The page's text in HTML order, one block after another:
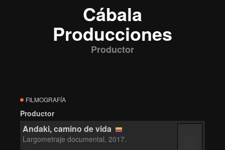
Cábala
Producciones
Productor
FILMOGRAFÍA
Productor
Andaki, camino de vida
Largometraje documental, 2017.